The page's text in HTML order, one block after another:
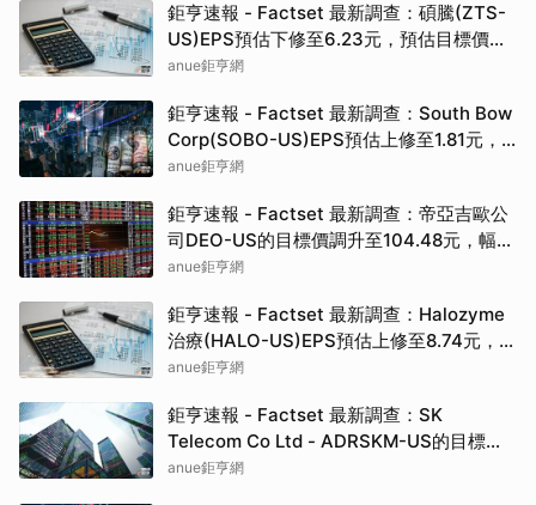
鉅亨速報 - Factset 最新調查：碩騰(ZTS-
US)EPS預估下修至6.23元，預估目標價為
90.00元
anue鉅亨網
鉅亨速報 - Factset 最新調查：South Bow
Corp(SOBO-US)EPS預估上修至1.81元，
預估目標價為35.83元
anue鉅亨網
鉅亨速報 - Factset 最新調查：帝亞吉歐公
司DEO-US的目標價調升至104.48元，幅度
約3.43%
anue鉅亨網
鉅亨速報 - Factset 最新調查：Halozyme
治療(HALO-US)EPS預估上修至8.74元，預
估目標價為105.00元
anue鉅亨網
鉅亨速報 - Factset 最新調查：SK
Telecom Co Ltd - ADRSKM-US的目標價
調升至42.64元，幅度約3.73%
anue鉅亨網